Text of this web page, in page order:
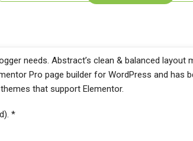
needs. Abstract’s clean & balanced layout
Pro page builder for WordPress and has
that support Elementor.
*